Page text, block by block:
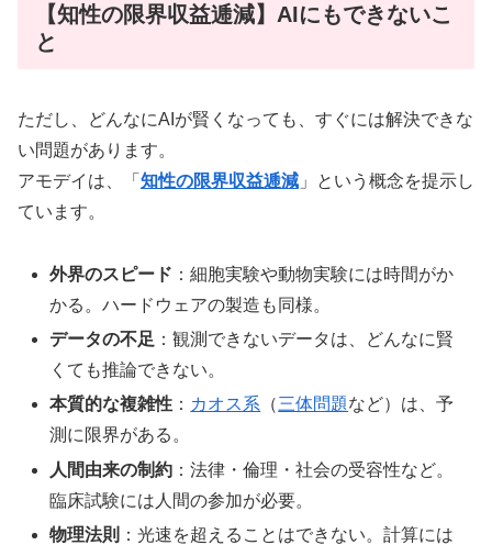
【知性の限界収益逓減】AIにもできないこ
と
ただし、どんなにAIが賢くなっても、すぐには解決できな
い問題があります。
アモデイは、「 知性の限界収益逓減 」という概念を提示し
ています。
外界のスピード ：細胞実験や動物実験には時間がか
かる。ハードウェアの製造も同様。
データの不足 ：観測できないデータは、どんなに賢
くても推論できない。
本質的な複雑性 ： カオス系 （三体問題など）は、予
測に限界がある。
人間由来の制約 ：法律・倫理・社会の受容性など。
臨床試験には人間の参加が必要。
物理法則 ：光速を超えることはできない。計算には